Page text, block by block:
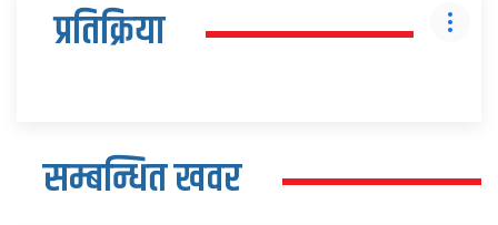
प्रतिक्रिया
सम्बन्धित खवर